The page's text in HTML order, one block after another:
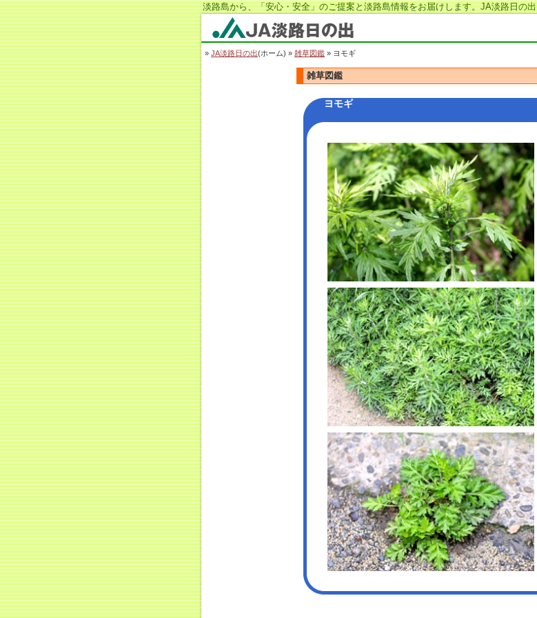
淡路島から、「安心・安全」のご提案と淡路島情報をお届けします。JA淡路日の出
JA淡路日の出
» JA淡路日の出(ホーム) » 雑草図鑑 » ヨモギ
雑草図鑑
ヨモギ